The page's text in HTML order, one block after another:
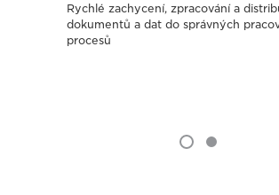
Rychlé zachycení, zpracování a
dokumentů a dat do správných
procesů